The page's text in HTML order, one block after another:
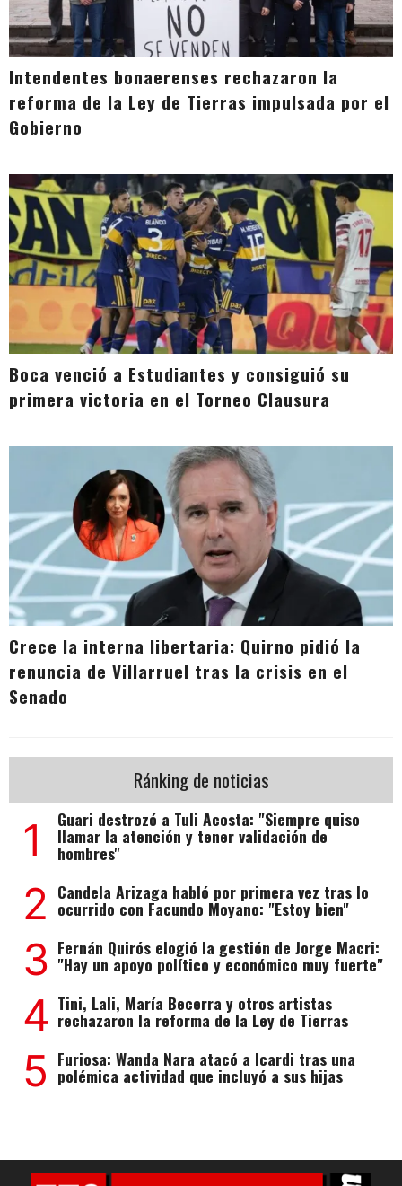
Intendentes bonaerenses rechazaron la
reforma de la Ley de Tierras impulsada por el
Gobierno
Boca venció a Estudiantes y consiguió su
primera victoria en el Torneo Clausura
Crece la interna libertaria: Quirno pidió la
renuncia de Villarruel tras la crisis en el
Senado
Ránking de noticias
1 Guari destrozó a Tuli Acosta: "Siempre quiso
llamar la atención y tener validación de
hombres"
2 Candela Arizaga habló por primera vez tras lo
ocurrido con Facundo Moyano: "Estoy bien"
3 Fernán Quirós elogió la gestión de Jorge Macri:
"Hay un apoyo político y económico muy fuerte"
4 Tini, Lali, María Becerra y otros artistas
rechazaron la reforma de la Ley de Tierras
5 Furiosa: Wanda Nara atacó a Icardi tras una
polémica actividad que incluyó a sus hijas